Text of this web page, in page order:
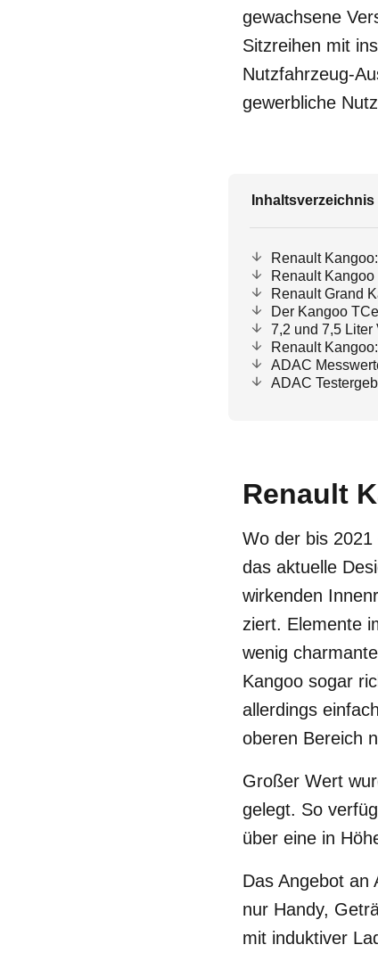
gewachsene
Sitzreihen mit
Nutzfahrzeug-
gewerbliche
Inhaltsverzeichnis
Renault
Renault
Renault Grand
Der Kangoo
7,2 und 7,5 Liter
Renault
ADAC
ADAC
Renault
Wo der bis
das aktuelle
wirkenden
ziert. Elemente
wenig
Kangoo sogar
allerdings
oberen Bereich
Großer Wert
gelegt. So
über eine in
Das Angebot an
nur Handy,
mit induktiver